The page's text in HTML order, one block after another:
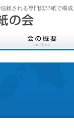
頼される専門紙33紙で構成